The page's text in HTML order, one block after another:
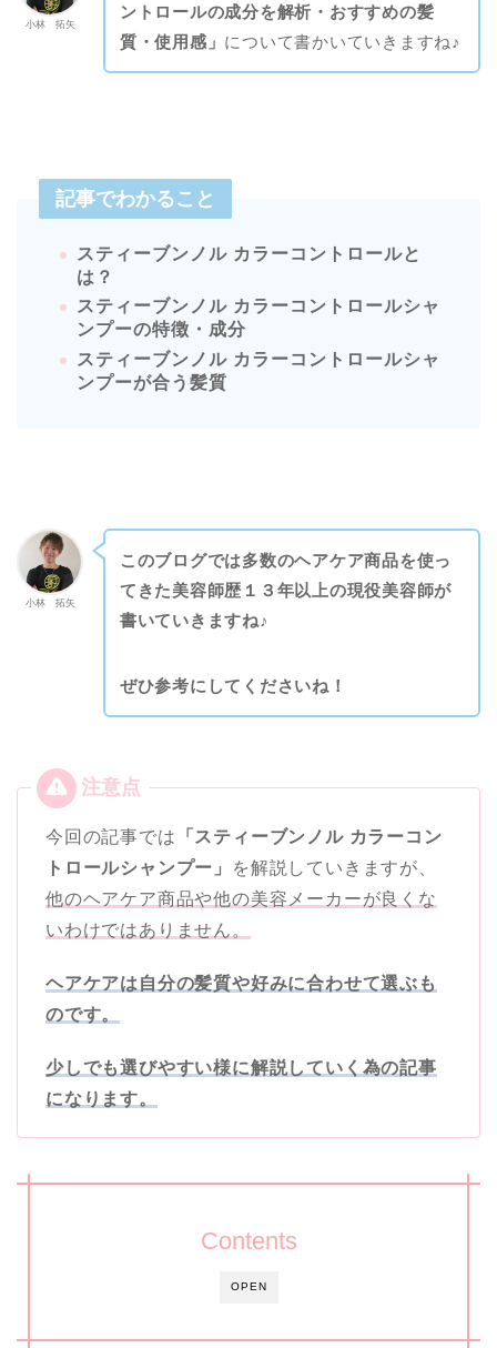
小林 拓矢
ントロールの成分を解析・おすすめの髪
質・使用感」 について書かいていきますね♪
記事でわかること
スティーブンノル カラーコントロールと
は？
スティーブンノル カラーコントロールシャ
ンプーの特徴・成分
スティーブンノル カラーコントロールシャ
ンプーが合う髪質
小林 拓矢
このブログでは多数のヘアケア商品を使っ
てきた美容師歴１３年以上の現役美容師が
書いていきますね♪
ぜひ参考にしてくださいね！
今回の記事では 「スティーブンノル カラーコン
トロールシャンプー」
を解説していきますが、
他のヘアケア商品や他の美容メーカーが良くな
いわけではありません。
ヘアケアは自分の髪質や好みに合わせて選ぶも
のです。
少しでも選びやすい様に解説していく為の記事
になります。
OPEN
Contents